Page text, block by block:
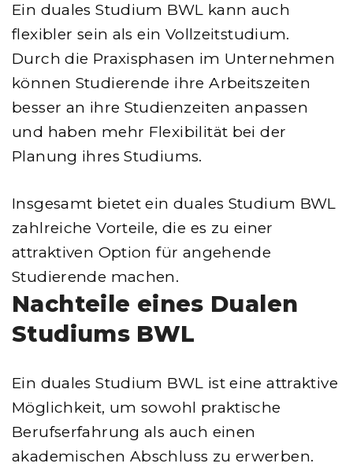
Ein duales Studium BWL kann auch
flexibler sein als ein Vollzeitstudium.
Durch die Praxisphasen im Unternehmen
können Studierende ihre Arbeitszeiten
besser an ihre Studienzeiten anpassen
und haben mehr Flexibilität bei der
Planung ihres Studiums.
Insgesamt bietet ein duales Studium BWL
zahlreiche Vorteile, die es zu einer
attraktiven Option für angehende
Studierende machen.
Nachteile eines Dualen
Studiums BWL
Ein duales Studium BWL ist eine attraktive
Möglichkeit, um sowohl praktische
Berufserfahrung als auch einen
akademischen Abschluss zu erwerben.